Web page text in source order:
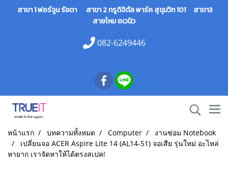
สาขา 1 ฟอร์จูน รัชดา สาขา 2 ทรูดิจิตัล พาร์ค สุขุมวิท 101 สาขา3
สายไหม อเวนิว
082-6249446
หน้าแรก บทความทั้งหมด Computer
งานซ่อม Notebook
เปลี่ยนจอ ACER Aspire Lite 14 (AL14-51) จอเสีย รุ่นใหม่ อะไหล่
หายาก เราจัดหาให้ได้ตรงสเปค!